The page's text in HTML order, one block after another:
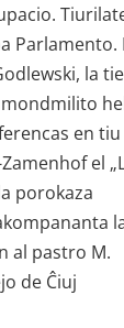
Parlamento.
la
en tiu
el
porokaza
al pastro M.
de Ĉiuj